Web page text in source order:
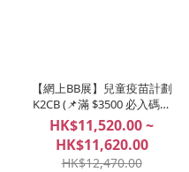
【網上BB展】兒童疫苗計劃
K2CB (📌滿 $3500 必入碼：
折扣、好禮任你揀！)
HK$11,520.00 ~
HK$11,620.00
HK$12,470.00